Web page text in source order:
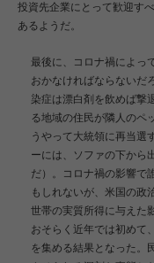
投資先企業にとって歓迎す
あるようだ。
最後に、コロナ禍によっ
おかなければならないだ
染症は漂白剤を飲めば撃
る地域の住民が隣人のペ
うやって大統領に再当選
ーには、ソファの下から
だ）。コロナ禍の影響で
もしれないが、米国の政
世帯の実質所得に与えた
おそらく近年では初めて
を集める結果となった。